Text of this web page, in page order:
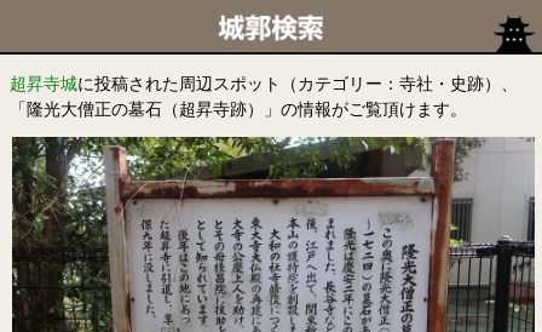
超昇寺城に投稿された周辺スポット（カテゴリー：寺社・史跡）、
「隆光大僧正の墓石（超昇寺跡）」の情報がご覧頂けます。